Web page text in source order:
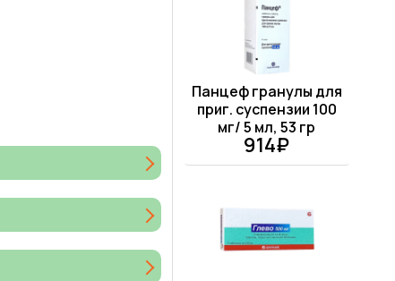
Панцеф гранулы для
приг. суспензии 100
мг/ 5 мл, 53 гр
914₽